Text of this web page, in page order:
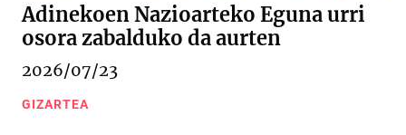
Adinekoen Nazioarteko Eguna urri
osora zabalduko da aurten
2026/07/23
GIZARTEA